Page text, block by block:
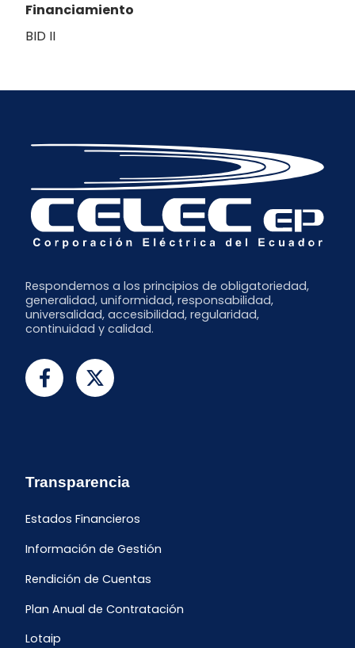
Financiamiento
BID II
Respondemos a los principios de obligatoriedad,
generalidad, uniformidad, responsabilidad,
universalidad, accesibilidad, regularidad,
continuidad y calidad.
Transparencia
Estados Financieros
Información de Gestión
Rendición de Cuentas
Plan Anual de Contratación
Lotaip